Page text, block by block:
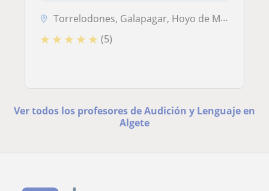
Torrelodones, Galapagar, Hoyo de Manzanares, Collado Villalba, Las Roz...
★ ★ ★ ★ ★ (5)
Ver todos los profesores de Audición y Lenguaje en
Algete